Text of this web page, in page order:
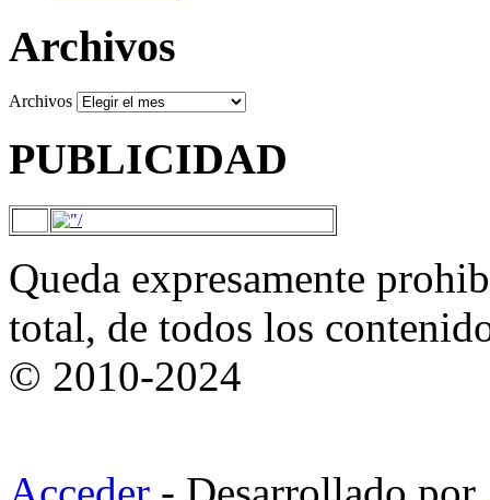
Archivos
Archivos
PUBLICIDAD
Queda expresamente
total, de todos los
© 2010-2024